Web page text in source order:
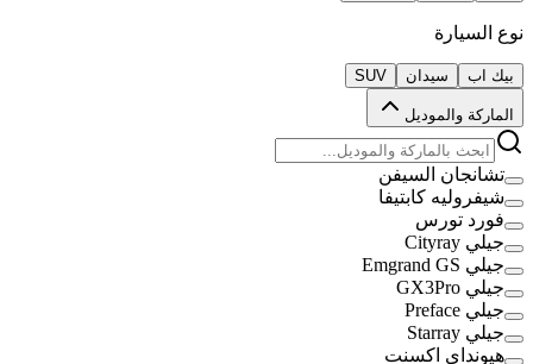
نوع السيارة
بيك اب سيدان SUV
الماركة والموديل
تشانجان السيفن
شيفروليه كابتيفا
فورد تورس
جيلي Cityray
جيلي Emgrand GS
جيلي GX3Pro
جيلي Preface
جيلي Starray
هيونداي اكسنت